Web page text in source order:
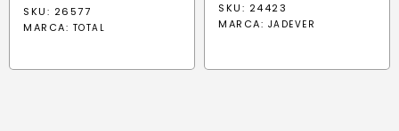
SKU: 26577
MARCA: TOTAL
SKU: 24423
MARCA: JADEVER